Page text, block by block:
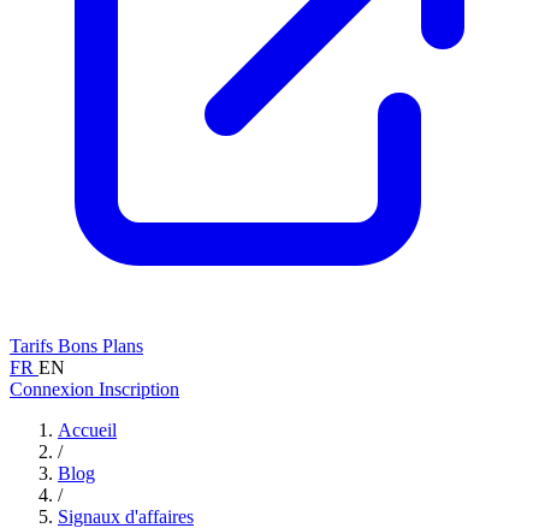
Tarifs Bons Plans
FR EN
Connexion Inscription
Accueil
/
Blog
/
Signaux d'affaires